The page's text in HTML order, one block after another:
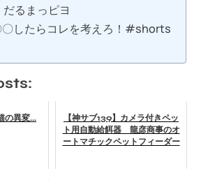
るまっピヨ
〇したらコレを考えろ！#shorts
の異変...
【神サブ139】カメラ付きペッ
ト用自動給餌器 龍彦商事のオ
ートマチックペットフィーダー